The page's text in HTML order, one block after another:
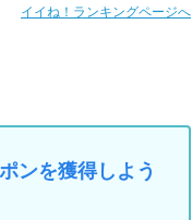
イイね！ランキングページへ
ンを獲得しよう